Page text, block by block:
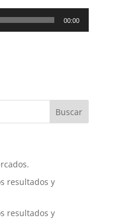
00:00
resultados y
resultados y